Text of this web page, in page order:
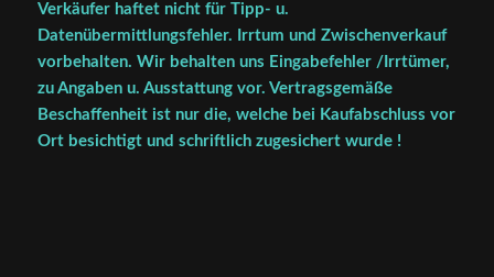
Verkäufer haftet nicht für Tipp- u.
Datenübermittlungsfehler. Irrtum und Zwischenverkauf
vorbehalten. Wir behalten uns Eingabefehler /Irrtümer,
zu Angaben u. Ausstattung vor. Vertragsgemäße
Beschaffenheit ist nur die, welche bei Kaufabschluss vor
Ort besichtigt und schriftlich zugesichert wurde !